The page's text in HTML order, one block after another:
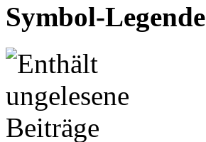
Symbol-Legende